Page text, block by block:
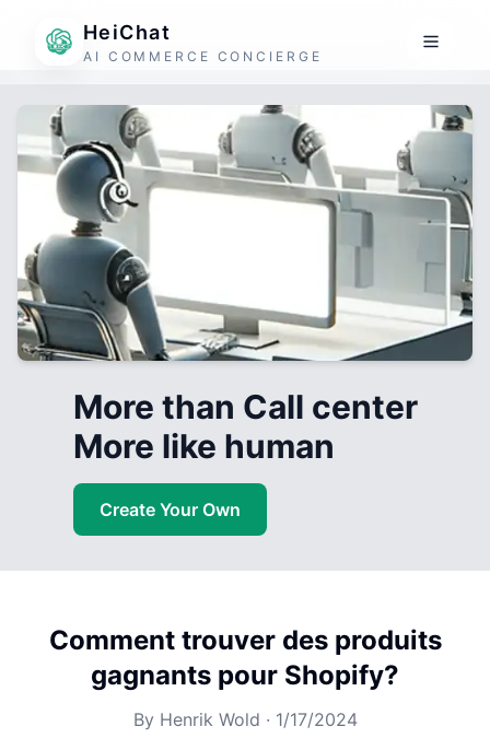
HeiChat
AI COMMERCE CONCIERGE
More than Call center
More like human
Create Your Own
Comment trouver des produits
gagnants pour Shopify?
By Henrik Wold · 1/17/2024